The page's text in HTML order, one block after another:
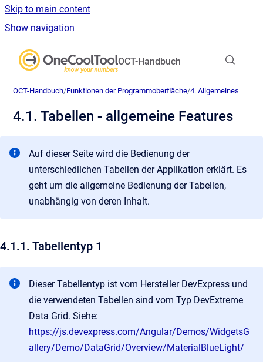
Skip to main content
Show navigation
OCT-Handbuch
OCT-Handbuch/Funktionen der Programmoberfläche/4. Allgemeines
4.1. Tabellen - allgemeine Features
Auf dieser Seite wird die Bedienung der
unterschiedlichen Tabellen der Applikation erklärt. Es
geht um die allgemeine Bedienung der Tabellen,
unabhängig von deren Inhalt.
4.1.1. Tabellentyp 1
Dieser Tabellentyp ist vom Hersteller DevExpress und
die verwendeten Tabellen sind vom Typ DevExtreme
Data Grid. Siehe:
https://js.devexpress.com/Angular/Demos/WidgetsG
allery/Demo/DataGrid/Overview/MaterialBlueLight/